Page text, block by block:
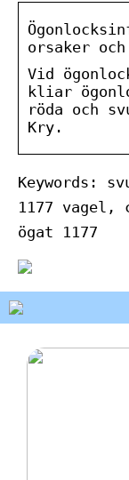
orsaker
Vid
kliar
röda och
Kry.
Keywords:
1177 vagel,
ögat 1177